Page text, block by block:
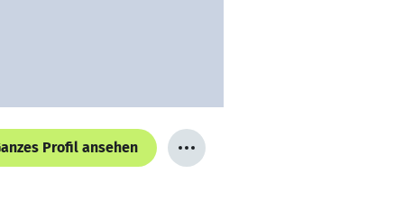
Profil ansehen